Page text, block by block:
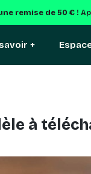
remise de 50 € !
+
à